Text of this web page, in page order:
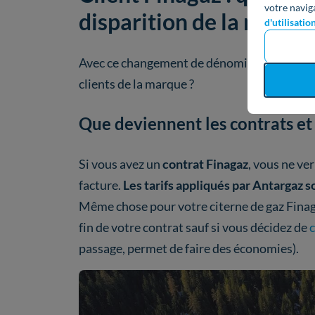
votre
disparition de la
Avec ce changement de dénomination, la
clients de la marque ?
Que deviennent les contrats et
Si vous avez uncontrat Finagaz, vous ne
facture. Les tarifs appliqués par Antargaz
Même chose pour votre citerne de gaz
fin de votre contrat sauf si vous décidez de
passage, permet de faire des économies).